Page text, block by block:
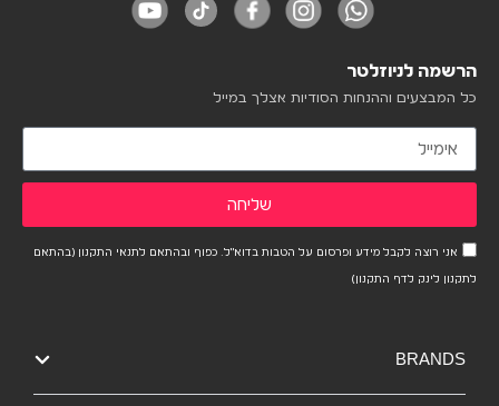
הרשמה לניוזלטר
כל המבצעים וההנחות הסודיות אצלך במייל
אני רוצה לקבל מידע ופרסום על הטבות בדוא"ל. כפוף ובהתאם לתנאי התקנון (בהתאם
לתקנון לינק לדף התקנון)
שליחה
BRANDS